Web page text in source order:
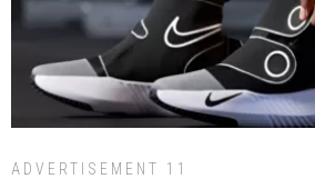
ADVERTISEMENT 11